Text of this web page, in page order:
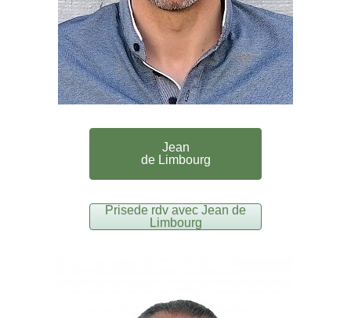
Jean
de Limbourg
Prisede rdv avec Jean de
Limbourg